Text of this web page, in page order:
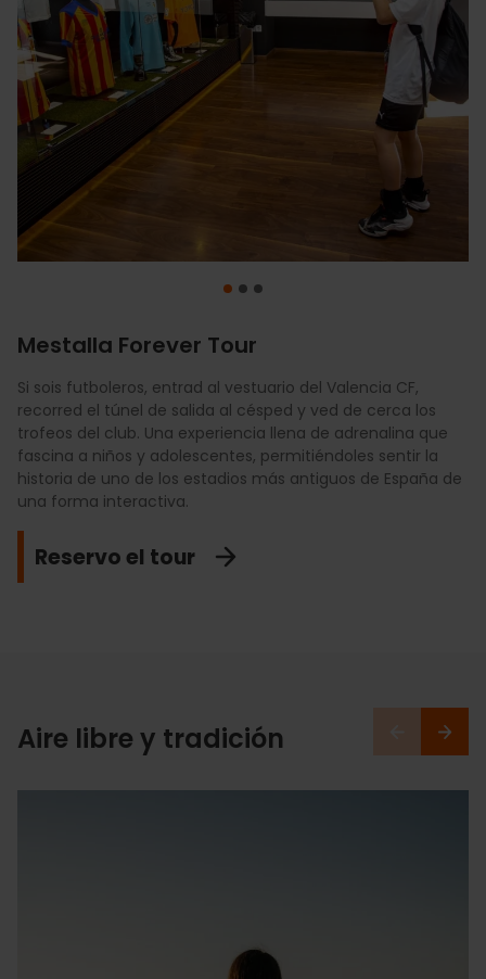
Mestalla Forever Tour
Si sois futboleros, entrad al vestuario del Valencia CF,
recorred el túnel de salida al césped y ved de cerca los
trofeos del club. Una experiencia llena de adrenalina que
fascina a niños y adolescentes, permitiéndoles sentir la
historia de uno de los estadios más antiguos de España de
una forma interactiva.
Reservo el tour
Vive el Ciutat de València desde dentro con un recorrido
que te acerca al espíritu granota y a la historia del club
decano de la Comunitat Valenciana. Camina por los
mismos espacios que viven los jugadores y jugadoras cada
fin de semana, entra al vestuario local como un jugador
más y experimenta el templo granota desde los banquillos.
Voy al estadio del Levante
Vive el Valencia Basket desde dentro con una experiencia
interactiva en el Roig Arena que te hará sentir jugador por
un día. Recorre su historia, mide tus habilidades como un
profesional y accede a espacios exclusivos del club
taronja. ¿Te atreves a dejar de mirar desde la grada y
convertirte en protagonista?
Entro en Roig Arena
Aire libre y tradición